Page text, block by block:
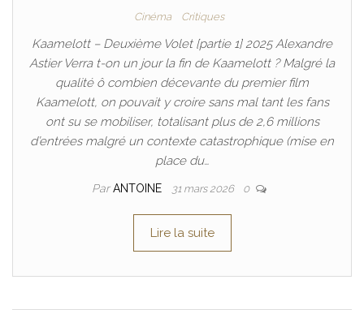
Cinéma Critiques
Kaamelott – Deuxième Volet [partie 1] 2025 Alexandre
Astier Verra t-on un jour la fin de Kaamelott ? Malgré la
qualité ô combien décevante du premier film
Kaamelott, on pouvait y croire sans mal tant les fans
ont su se mobiliser, totalisant plus de 2,6 millions
d’entrées malgré un contexte catastrophique (mise en
place du…
ParANTOINE 31 mars 2026 0
Lire la suite